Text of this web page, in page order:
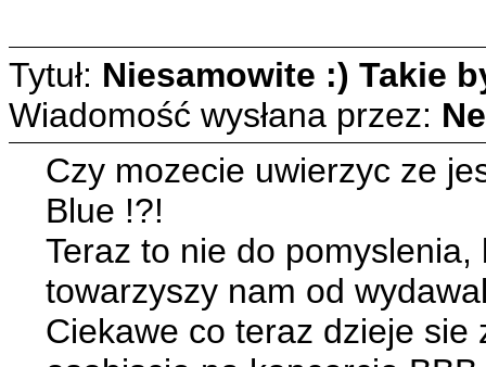
Tytuł: Niesamowite :) Takie
Wiadomość wysłana przez:
Czy mozecie uwierzyc ze
Blue !?!
Teraz to nie do
towarzyszy nam od
Ciekawe co teraz dzieje